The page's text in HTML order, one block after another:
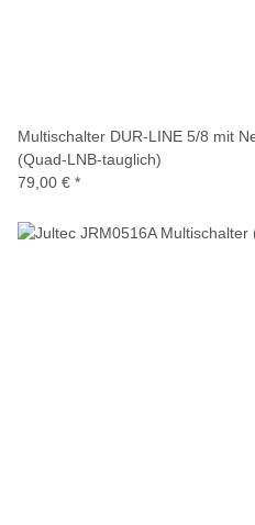
Multischalter DUR-LINE 5/8 mit
(Quad-LNB-tauglich)
79,00 € *